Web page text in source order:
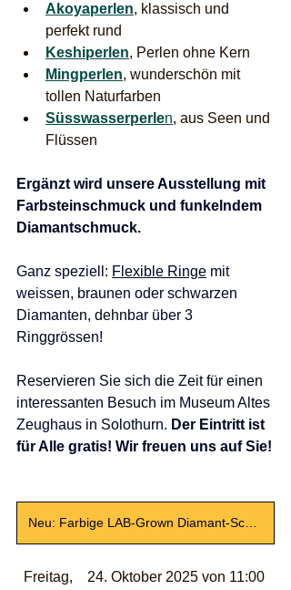
Akoyaperlen, klassisch und
perfekt rund
Keshiperlen, Perlen ohne Kern
Mingperlen, wunderschön mit
tollen Naturfarben
Süsswasserperlen, aus Seen und
Flüssen
Ergänzt wird unsere Ausstellung mit
Farbsteinschmuck und funkelndem
Diamantschmuck.
Ganz speziell: Flexible Ringe mit
weissen, braunen oder schwarzen
Diamanten, dehnbar über 3
Ringgrössen!
Reservieren Sie sich die Zeit für einen
interessanten Besuch im Museum Altes
Zeughaus in Solothurn. Der Eintritt ist
für Alle gratis! Wir freuen uns auf Sie!
Freitag,    24. Oktober 2025 von 11:00